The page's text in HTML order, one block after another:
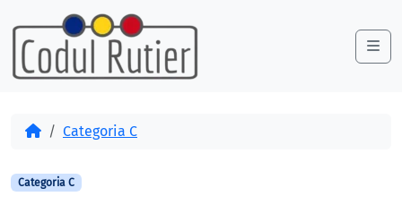
Skip to content
Skip to footer
AcasăCategoria C
Categoria C